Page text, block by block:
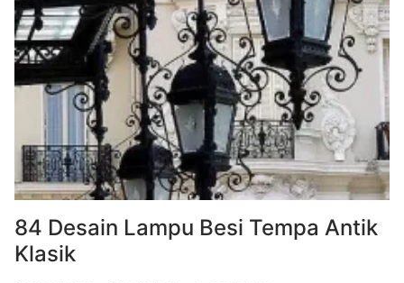
84 Desain Lampu Besi Tempa Antik
Klasik